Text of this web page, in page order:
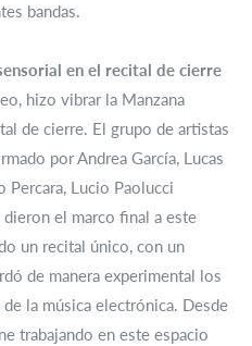
bandas.
en el recital de cierre
hizo vibrar la Manzana
de cierre. El grupo de artistas
por Andrea García, Lucas
Percara, Lucio Paolucci
dieron el marco final a este
un recital único, con un
de manera experimental los
la música electrónica. Desde
trabajando en este espacio